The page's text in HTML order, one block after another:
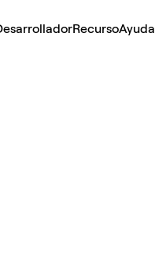
RecursoAyuda